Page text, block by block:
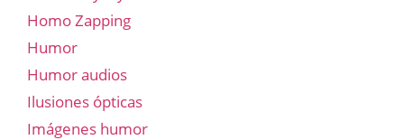
Homo Zapping
Humor
Humor audios
Ilusiones ópticas
Imágenes humor